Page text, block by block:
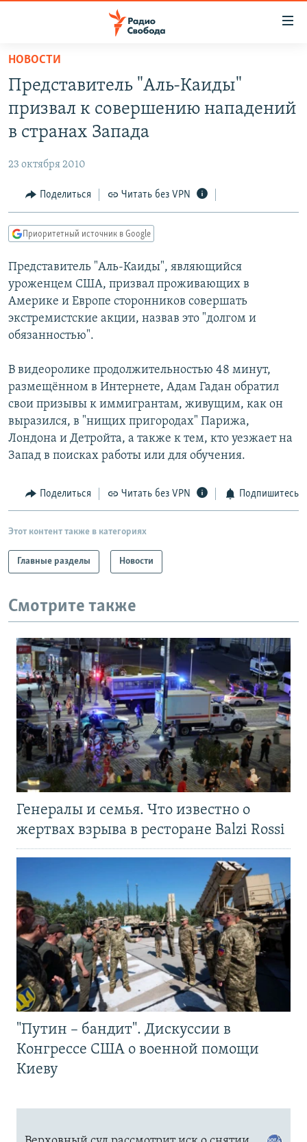
упрощенного
доступа
основному
Вернутся
Вернутся
поиску
ПОДКАСТЫ
АВТОРСКИЕ ПРОЕКТЫ
МНЕНИЯ
КУЛЬТУРА
КАВКАЗ.РЕАЛИИ
СЕВЕР.РЕАЛИИ
СИБИРЬ.РЕАЛИИ
РАСПИСАНИЕ ВЕЩАНИЯ
СОЦИАЛЬНЫЕ СЕТИ
НОВОСТИ
Представитель "Аль-Каиды"
призвал к совершению нападений
в странах Запада
23 октября 2010
Поделиться Читать без VPN
Приоритетный источник в Google
Представитель "Аль-Каиды", являющийся
уроженцем США, призвал проживающих в
Америке и Европе сторонников совершать
экстремистские акции, назвав это "долгом и
обязанностью".
В видеоролике продолжительностью 48 минут,
размещённом в Интернете, Адам Гадан обратил
свои призывы к иммигрантам, живущим, как он
выразился, в "нищих пригородах" Парижа,
Лондона и Детройта, а также к тем, кто уезжает на
Запад в поисках работы или для обучения.
Поделиться Читать без VPN Подпишитесь
Этот контент также в категориях
Главные разделы Новости
Смотрите также
Генералы и семья. Что известно о
жертвах взрыва в ресторане Balzi Rossi
"Путин – бандит". Дискуссии в
Конгрессе США о военной помощи
Киеву